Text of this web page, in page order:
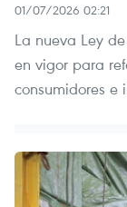
01/07/2026 02:21
La nueva Ley
en vigor para
consumidores e